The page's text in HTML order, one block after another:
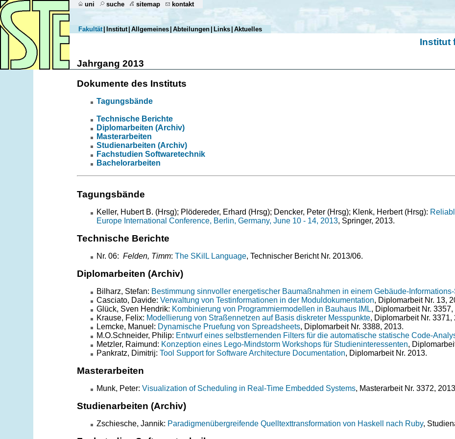
uni suche sitemap kontakt
Fakultät Institut Allgemeines Abteilungen Links Aktuelles
Institut
Jahrgang 2013
Dokumente des Instituts
Tagungsbände
Technische Berichte
Diplomarbeiten (Archiv)
Masterarbeiten
Studienarbeiten (Archiv)
Fachstudien Softwaretechnik
Bachelorarbeiten
Tagungsbände
Keller, Hubert B. (Hrsg); Plödereder, Erhard (Hrsg); Dencker, Peter (Hrsg); Klenk, Herbert (Hrsg):
Europe International Conference, Berlin, Germany, June 10 - 14, 2013, Springer, 2013.
Technische Berichte
Nr. 06: Felden, Timm: The SKilL Language, Technischer Bericht Nr. 2013/06.
Diplomarbeiten (Archiv)
Bilharz, Stefan: Bestimmung sinnvoller energetischer Baumaßnahmen in einem Gebäude-
Casciato, Davide: Verwaltung von Testinformationen in der Moduldokumentation, Diplomarbeit Nr. 13,
Glück, Sven Hendrik: Kombinierung von Programmiermodellen in Bauhaus IML, Diplomarbeit Nr. 3357,
Krause, Felix: Modellierung von Straßennetzen auf Basis diskreter Messpunkte, Diplomarbeit Nr. 3371,
Lemcke, Manuel: Dynamische Pruefung von Spreadsheets, Diplomarbeit Nr. 3388, 2013.
M.O.Schneider, Philip: Entwurf eines selbstlernenden Filters für die automatische statische Code-
Metzler, Raimund: Konzeption eines Lego-Mindstorm Workshops für Studieninteressenten,
Pankratz, Dimitrij: Tool Support for Software Architecture Documentation, Diplomarbeit Nr. 2013.
Masterarbeiten
Munk, Peter: Visualization of Scheduling in Real-Time Embedded Systems, Masterarbeit Nr. 3372,
Studienarbeiten (Archiv)
Zschiesche, Jannik: Paradigmenübergreifende Quelltexttransformation von Haskell nach Ruby,